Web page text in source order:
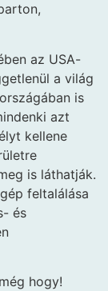
az USA-
a világ
is
azt
kellene
is láthatják.
feltalálása
és
hogy!